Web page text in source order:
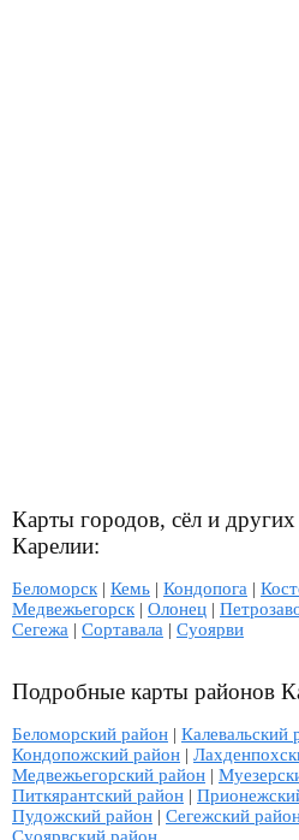
Карты городов, сёл и
Карелии:
Беломорск | Кемь | Кондопога |
Медвежьегорск | Олонец |
Сегежа | Сортавала | Суоярви
Подробные карты районов
Беломорский район | Калевальский
Кондопожский район |
Медвежьегорский район |
Питкярантский район |
Пудожский район | Сегежский